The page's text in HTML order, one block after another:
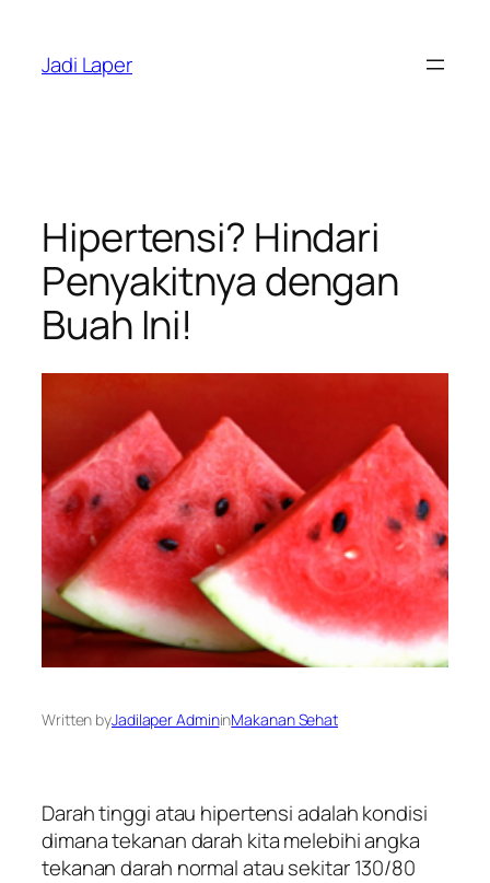
content
Jadi Laper
Hipertensi? Hindari
Penyakitnya dengan
Buah Ini!
Written byJadilaper AdmininMakanan Sehat
Darah tinggi atau hipertensi adalah kondisi
dimana tekanan darah kita melebihi angka
tekanan darah normal atau sekitar 130/80